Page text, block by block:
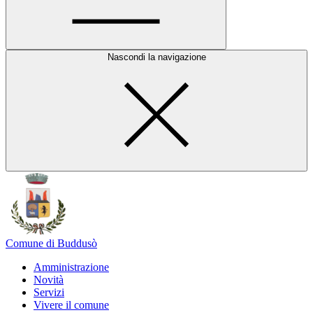
Nascondi la navigazione
Comune di Buddusò
Amministrazione
Novità
Servizi
Vivere il comune